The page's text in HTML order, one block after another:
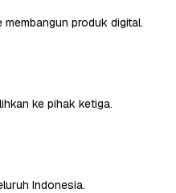
produk digital.
ke pihak ketiga.
Indonesia.